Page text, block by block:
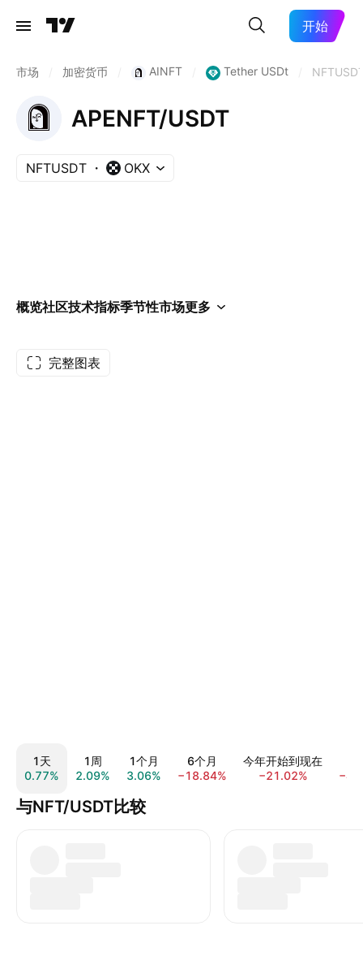
开始
市场 加密货币 AINFT Tether USDt
APENFT/USDT
NFTUSDT OKX
概览社区技术指标季节性市场更多
完整图表
1天
0.77%
1周
2.09%
1个月
3.06%
6个月
−18.84%
今年开始到现在
−21.02%
与NFT/USDT比较